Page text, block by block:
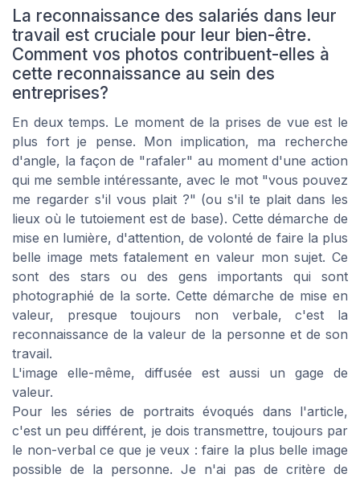
La reconnaissance des salariés dans leur
travail est cruciale pour leur bien-être.
Comment vos photos contribuent-elles à
cette reconnaissance au sein des
entreprises?
En deux temps. Le moment de la prises de vue est le
plus fort je pense. Mon implication, ma recherche
d'angle, la façon de "rafaler" au moment d'une action
qui me semble intéressante, avec le mot "vous pouvez
me regarder s'il vous plait ?" (ou s'il te plait dans les
lieux où le tutoiement est de base). Cette démarche de
mise en lumière, d'attention, de volonté de faire la plus
belle image mets fatalement en valeur mon sujet. Ce
sont des stars ou des gens importants qui sont
photographié de la sorte. Cette démarche de mise en
valeur, presque toujours non verbale, c'est la
reconnaissance de la valeur de la personne et de son
travail.
L'image elle-même, diffusée est aussi un gage de
valeur.
Pour les séries de portraits évoqués dans l'article,
c'est un peu différent, je dois transmettre, toujours par
le non-verbal ce que je veux : faire la plus belle image
possible de la personne. Je n'ai pas de critère de